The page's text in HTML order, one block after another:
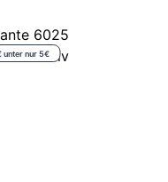
unter nur 5€